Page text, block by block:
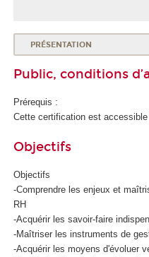
PRÉSENTATION
Public, conditions
Prérequis :
Cette certification est
Objectifs
Objectifs
-Comprendre les enjeux et
RH
-Acquérir les savoir-faire
-Maîtriser les instruments de
-Acquérir les moyens d'évoluer